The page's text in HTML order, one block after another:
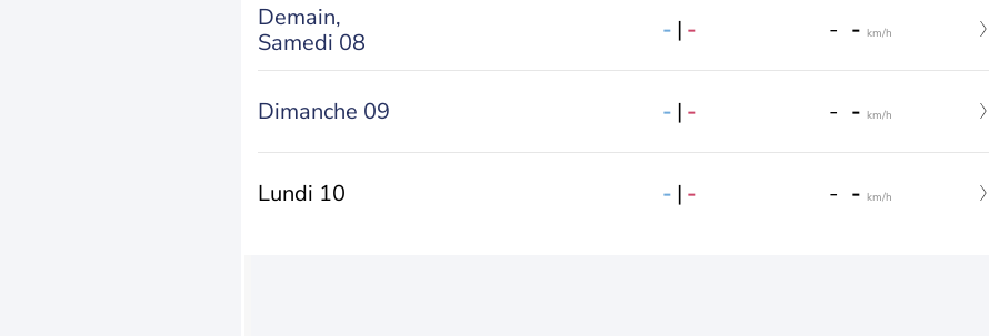
Demain,
Samedi 08
- | - - - km/h
Dimanche 09 - | - - - km/h
Lundi 10 - | - - - km/h